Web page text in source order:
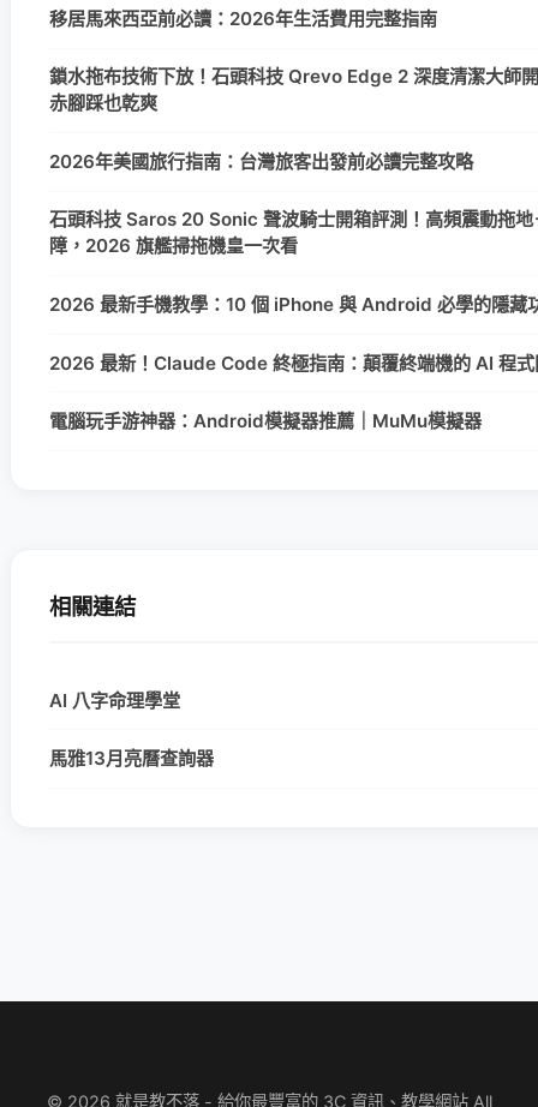
移居馬來西亞前必讀：2026年生活費用完整指南
鎖水拖布技術下放！石頭科技 Qrevo Edge 2 深度清潔大師
赤腳踩也乾爽
2026年美國旅行指南：台灣旅客出發前必讀完整攻略
石頭科技 Saros 20 Sonic 聲波騎士開箱評測！高頻震動拖
障，2026 旗艦掃拖機皇一次看
2026 最新手機教學：10 個 iPhone 與 Android 必學的隱藏
2026 最新！Claude Code 終極指南：顛覆終端機的 AI 程式
電腦玩手游神器：Android模擬器推薦｜MuMu模擬器
相關連結
AI 八字命理學堂
馬雅13月亮曆查詢器
© 2026 就是教不落 - 給你最豐富的 3C 資訊、教學網站 All